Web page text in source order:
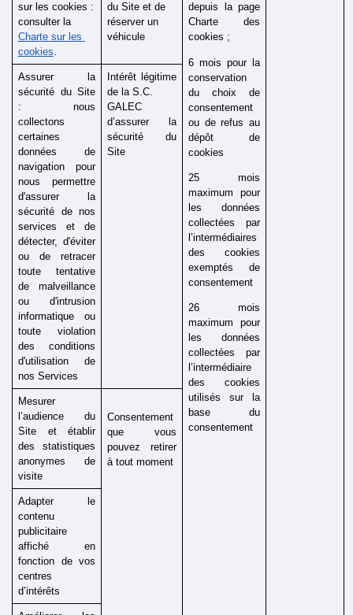
sur les cookies :
consulter la
Charte sur les
cookies.
du Site et de
réserver un
véhicule
depuis la page
Charte des
cookies ;
6 mois pour la
conservation
du choix de
consentement
ou de refus au
dépôt de
cookies
25 mois
maximum pour
les données
collectées par
l’intermédiaires
des cookies
exemptés de
consentement
26 mois
maximum pour
les données
collectées par
l’intermédiaire
des cookies
utilisés sur la
base du
consentement
Assurer la
sécurité du Site
: nous
collectons
certaines
données de
navigation pour
nous permettre
d'assurer la
sécurité de nos
services et de
détecter, d'éviter
ou de retracer
toute tentative
de malveillance
ou d'intrusion
informatique ou
toute violation
des conditions
d'utilisation de
nos Services
Intérêt légitime
de la S.C.
GALEC
d’assurer la
sécurité du
Site
Mesurer
l’audience du
Site et établir
des statistiques
anonymes de
visite
Consentement
que vous
pouvez retirer
à tout moment
Adapter le
contenu
publicitaire
affiché en
fonction de vos
centres
d’intérêts